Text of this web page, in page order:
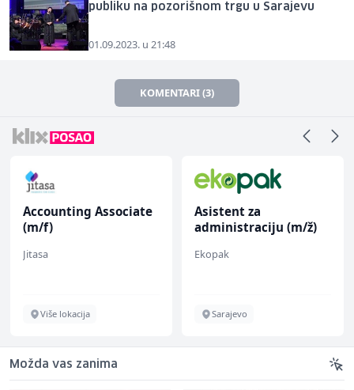
publiku na pozorišnom trgu u Sarajevu
01.09.2023. u 21:48
KOMENTARI (3)
Accounting Associate
(m/f)
Jitasa
Više lokacija
Asistent za
administraciju (m/ž)
Ekopak
Sarajevo
Možda vas zanima